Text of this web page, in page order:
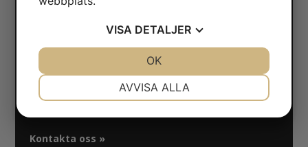
Kontakt
Telefon: 031-65 64 70
info@safecontrol.se
Kontakta oss »
VISA DETALJER
AVVISA ALLA
OK